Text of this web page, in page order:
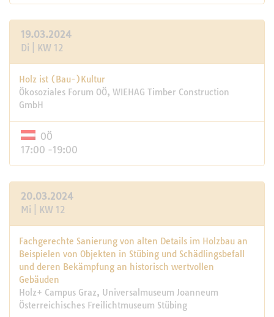
19.03.2024
Di | KW 12
Holz ist (Bau-)Kultur
Ökosoziales Forum OÖ, WIEHAG Timber Construction
GmbH
OÖ
17:00 -19:00
20.03.2024
Mi | KW 12
Fachgerechte Sanierung von alten Details im Holzbau an
Beispielen von Objekten in Stübing und Schädlingsbefall
und deren Bekämpfung an historisch wertvollen
Gebäuden
Holz+ Campus Graz, Universalmuseum Joanneum
Österreichisches Freilichtmuseum Stübing